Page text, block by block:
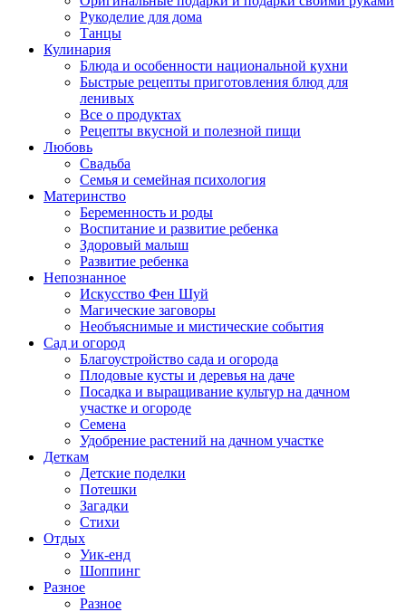
Рукоделие для дома
Танцы
Кулинария
Блюда и особенности национальной кухни
Быстрые рецепты приготовления блюд для
ленивых
Все о продуктах
Рецепты вкусной и полезной пищи
Любовь
Свадьба
Семья и семейная психология
Материнство
Беременность и роды
Воспитание и развитие ребенка
Здоровый малыш
Развитие ребенка
Непознанное
Искусство Фен Шуй
Магические заговоры
Необъяснимые и мистические события
Сад и огород
Благоустройство сада и огорода
Плодовые кусты и деревья на даче
Посадка и выращивание культур на дачном
участке и огороде
Семена
Удобрение растений на дачном участке
Деткам
Детские поделки
Потешки
Загадки
Стихи
Отдых
Уик-енд
Шоппинг
Разное
Разное